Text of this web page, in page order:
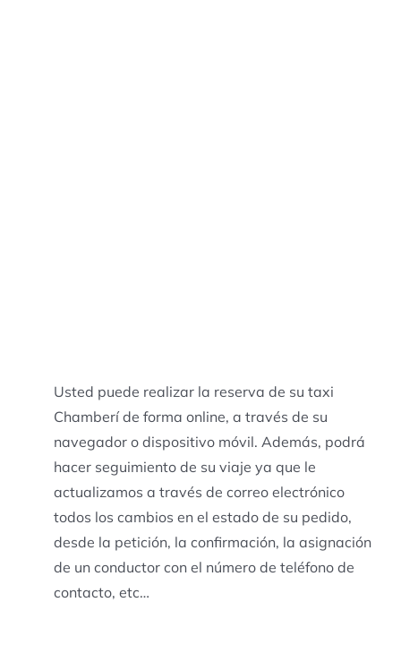
Usted puede realizar la reserva de su taxi
Chamberí de forma online, a través de su
navegador o dispositivo móvil. Además, podrá
hacer seguimiento de su viaje ya que le
actualizamos a través de correo electrónico
todos los cambios en el estado de su pedido,
desde la petición, la confirmación, la asignación
de un conductor con el número de teléfono de
contacto, etc…